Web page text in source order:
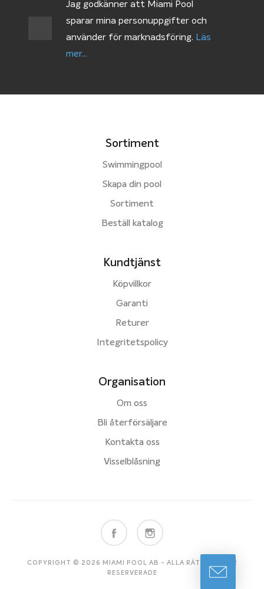
Jag godkänner att Miami Pool
sparar mina personuppgifter och
använder för marknadsföring. Läs
mer...
Sortiment
Swimmingpool
Skapa din pool
Sortiment
Beställ katalog
Kundtjänst
Köpvillkor
Garanti
Returer
Integritetspolicy
Organisation
Om oss
Bli återförsäljare
Kontakta oss
Visselblåsning
COPYRIGHT © 2026 MIAMI POOL AB - ALLA RÄTTIGHETER
RESERVERADE